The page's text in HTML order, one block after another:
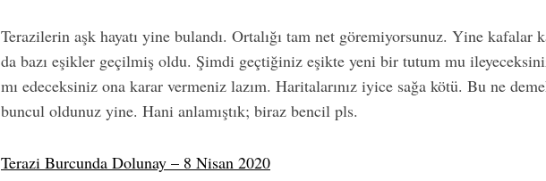
Terazilerin aşk hayatı yine bulandı. Ortalığı tam net göremiyorsunuz. Yine kafalar
da bazı eşikler geçilmiş oldu. Şimdi geçtiğiniz eşikte yeni bir tutum mu
mı edeceksiniz ona karar vermeniz lazım. Haritalarınız iyice sağa kötü. Bu ne
buncul oldunuz yine. Hani anlamıştık; biraz bencil pls.
Terazi Burcunda Dolunay – 8 Nisan 2020